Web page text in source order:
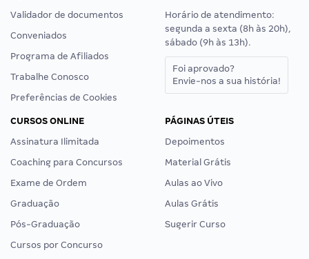
Validador de documentos
Conveniados
Programa de Afiliados
Trabalhe Conosco
Preferências de Cookies
Horário de atendimento:
segunda a sexta (8h às 20h),
sábado (9h às 13h).
Foi aprovado?
Envie-nos a sua história!
CURSOS ONLINE
Assinatura Ilimitada
Coaching para Concursos
Exame de Ordem
Graduação
Pós-Graduação
Cursos por Concurso
PÁGINAS ÚTEIS
Depoimentos
Material Grátis
Aulas ao Vivo
Aulas Grátis
Sugerir Curso